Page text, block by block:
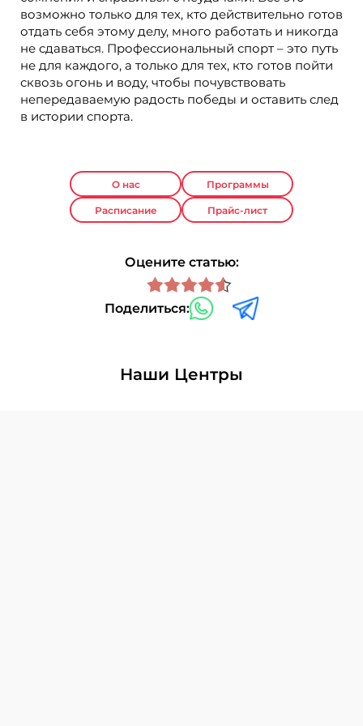
возможно только для тех, кто действительно готов
отдать себя этому делу, много работать и никогда
не сдаваться. Профессиональный спорт – это путь
не для каждого, а только для тех, кто готов пойти
сквозь огонь и воду, чтобы почувствовать
непередаваемую радость победы и оставить след
в истории спорта.
О нас Программы
Расписание Прайс-лист
Оцените статью:
Поделиться:
Наши Центры